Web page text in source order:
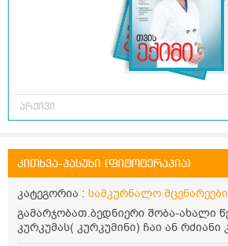
არქივი
კითხვა-პასუხი (ფიტოტერაპია)
კატეგორია : სამკურნალო მცენარეები
გამარჯობათ.ბედნიერი შობა-ახალი
კურკუმას( კურკუმინი) ჩაი ან რძიანი
წესი. მაინტერესებდა და წავიკითხე